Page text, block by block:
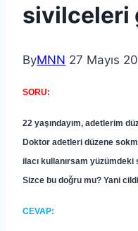
sivilceleri
ByMNN 27 Mayıs
SORU:
22 yaşındayım, adetlerim
Doktor adetleri düzene
ilacı kullanırsam
Sizce bu doğru mu? Yani
CEVAP: